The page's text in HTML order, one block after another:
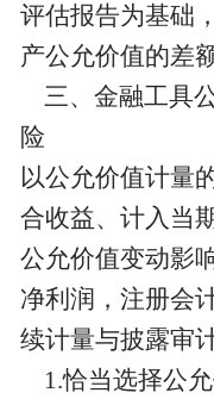
评估报告为基础
产公允价值的差
三、金融工具
险
以公允价值计量
合收益、计入当
公允价值变动影
净利润，注册会
续计量与披露审
1.恰当选择公